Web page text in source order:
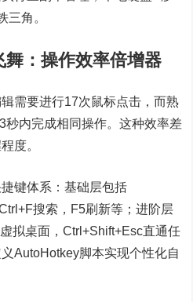
三角。
：操作效率倍增器
需要进行17次鼠标点击，而熟
秒内完成相同操作。这种效率差
度。
键体系：基础层包括
搜索，F5刷新等；进阶层
拟桌面，Ctrl+Shift+Esc直通任
AutoHotkey脚本实现个性化自